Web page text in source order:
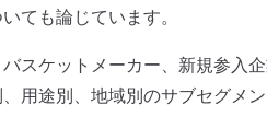
ても論じています。
スケットメーカー、新規参入
用途別、地域別のサブセグメ